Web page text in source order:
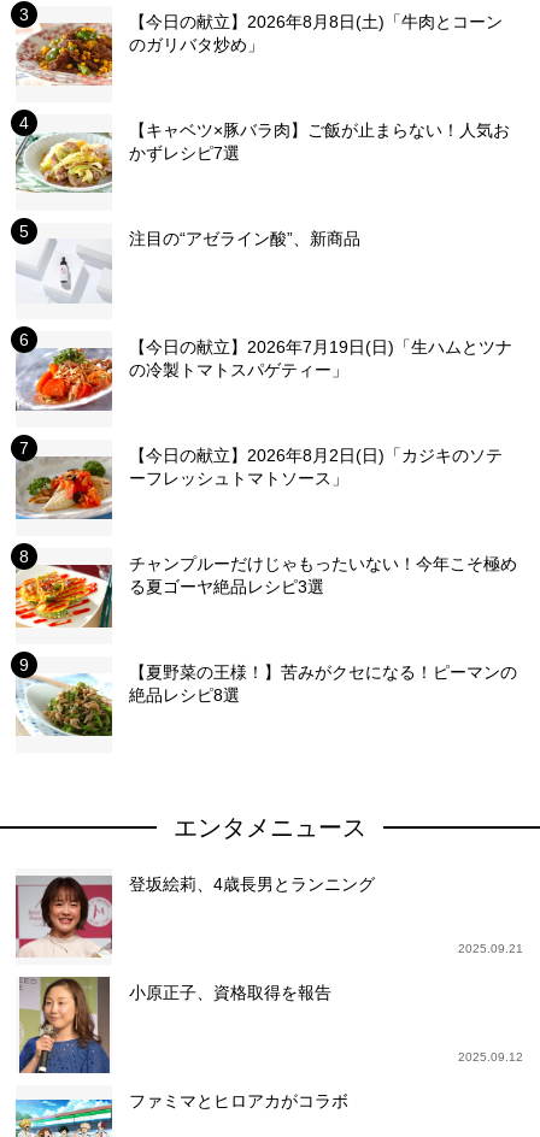
【今日の献立】2026年8月8日(土)「牛肉とコーン
のガリバタ炒め」
【キャベツ×豚バラ肉】ご飯が止まらない！人気お
かずレシピ7選
注目の“アゼライン酸”、新商品
【今日の献立】2026年7月19日(日)「生ハムとツナ
の冷製トマトスパゲティー」
【今日の献立】2026年8月2日(日)「カジキのソテ
ーフレッシュトマトソース」
チャンプルーだけじゃもったいない！今年こそ極め
る夏ゴーヤ絶品レシピ3選
【夏野菜の王様！】苦みがクセになる！ピーマンの
絶品レシピ8選
エンタメニュース
登坂絵莉、4歳長男とランニング
2025.09.21
小原正子、資格取得を報告
2025.09.12
ファミマとヒロアカがコラボ